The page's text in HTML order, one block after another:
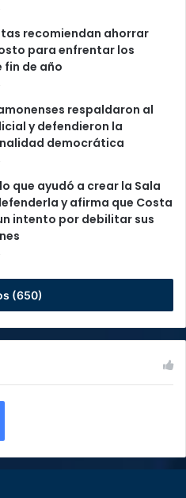
recomiendan ahorrar
para enfrentar los
fin de año
respaldaron al
y defendieron la
democrática
que ayudó a crear la Sala
y afirma que Costa
intento por debilitar sus
(650)